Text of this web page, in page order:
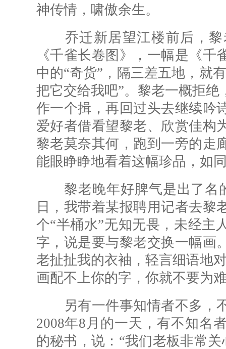
神传情，啸傲余生。
乔迁新居望江楼前后，黎
《千雀长卷图》，一幅是《
中的“奇货”，隔三差五地，就
把它交给我吧”。黎老一概拒
作一个揖，再回过头去继续吟
爱好者借看望黎老、欣赏佳构
黎老莫奈其何，跑到一旁的走
能眼睁睁地看着这幅珍品，如
黎老晚年好脾气是出了名
日，我带着某报聘用记者去黎
个“半桶水”无知无畏，未经主
字，说是要与黎老交换一幅画
老扯扯我的衣袖，轻言细语地
画配不上你的字，你就不要为
另有一件事知情者不多，
2008年8月的一天，有不知名
的秘书，说：“我们老板非常